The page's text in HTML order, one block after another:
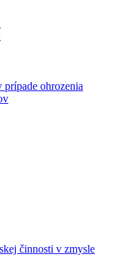
ohrozenia
činnosti v zmysle